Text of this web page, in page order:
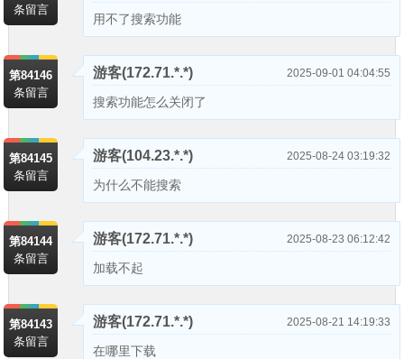
条留言
用不了搜索功能
第84146
条留言
游客(172.71.*.*) 2025-09-01 04:04:55
搜索功能怎么关闭了
第84145
条留言
游客(104.23.*.*) 2025-08-24 03:19:32
为什么不能搜索
第84144
条留言
游客(172.71.*.*) 2025-08-23 06:12:42
加载不起
第84143
条留言
游客(172.71.*.*) 2025-08-21 14:19:33
在哪里下载